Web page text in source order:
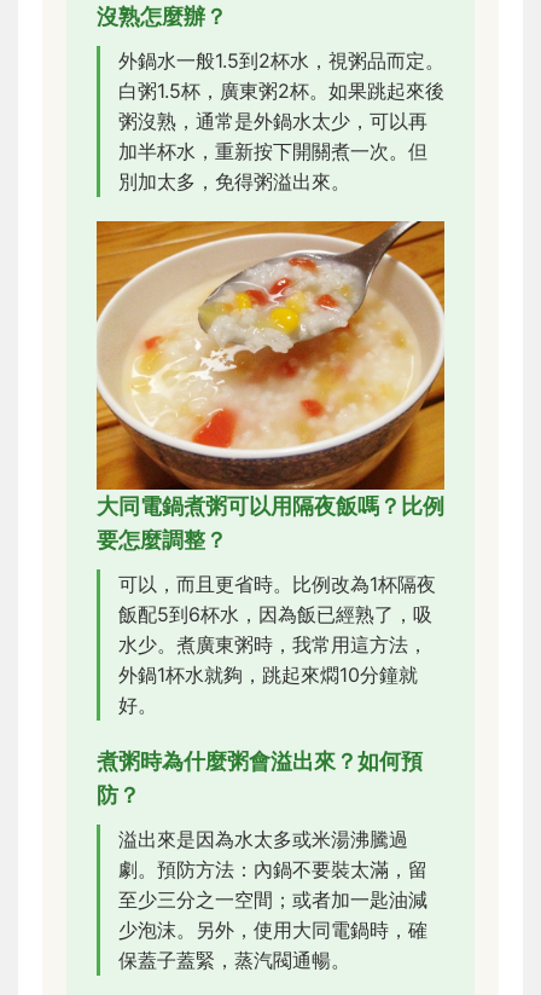
沒熟怎麼辦？
外鍋水一般1.5到2杯水，視粥品而定。
白粥1.5杯，廣東粥2杯。如果跳起來後
粥沒熟，通常是外鍋水太少，可以再
加半杯水，重新按下開關煮一次。但
別加太多，免得粥溢出來。
大同電鍋煮粥可以用隔夜飯嗎？比例
要怎麼調整？
可以，而且更省時。比例改為1杯隔夜
飯配5到6杯水，因為飯已經熟了，吸
水少。煮廣東粥時，我常用這方法，
外鍋1杯水就夠，跳起來燜10分鐘就
好。
煮粥時為什麼粥會溢出來？如何預
防？
溢出來是因為水太多或米湯沸騰過
劇。預防方法：內鍋不要裝太滿，留
至少三分之一空間；或者加一匙油減
少泡沫。另外，使用大同電鍋時，確
保蓋子蓋緊，蒸汽閥通暢。